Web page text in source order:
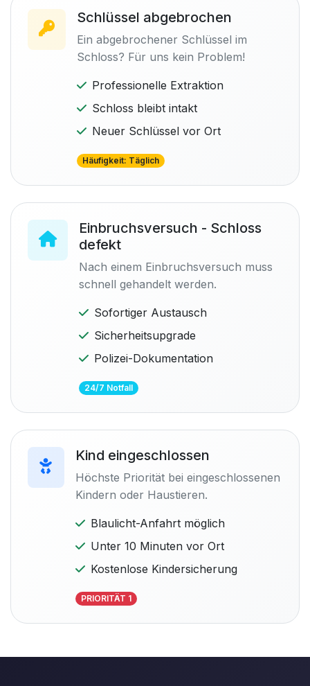
Schlüssel abgebrochen
Ein abgebrochener Schlüssel im
Schloss? Für uns kein Problem!
Professionelle Extraktion
Schloss bleibt intakt
Neuer Schlüssel vor Ort
Häufigkeit: Täglich
Einbruchsversuch - Schloss
defekt
Nach einem Einbruchsversuch muss
schnell gehandelt werden.
Sofortiger Austausch
Sicherheitsupgrade
Polizei-Dokumentation
24/7 Notfall
Kind eingeschlossen
Höchste Priorität bei eingeschlossenen
Kindern oder Haustieren.
Blaulicht-Anfahrt möglich
Unter 10 Minuten vor Ort
Kostenlose Kindersicherung
PRIORITÄT 1